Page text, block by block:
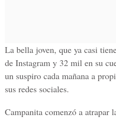
La bella joven, que ya casi
de Instagram y 32 mil en su
un suspiro cada mañana a
sus redes sociales.
Campanita comenzó a atrapar